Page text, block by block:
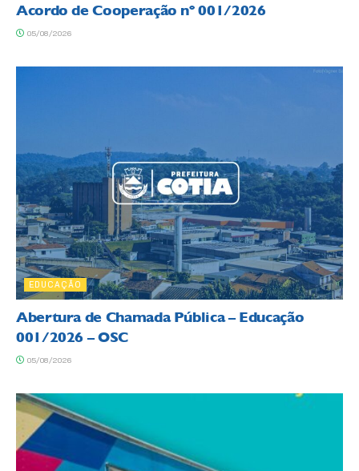
Acordo de Cooperação nº 001/2026
05/08/2026
EDUCAÇÃO
Abertura de Chamada Pública – Educação
001/2026 – OSC
05/08/2026